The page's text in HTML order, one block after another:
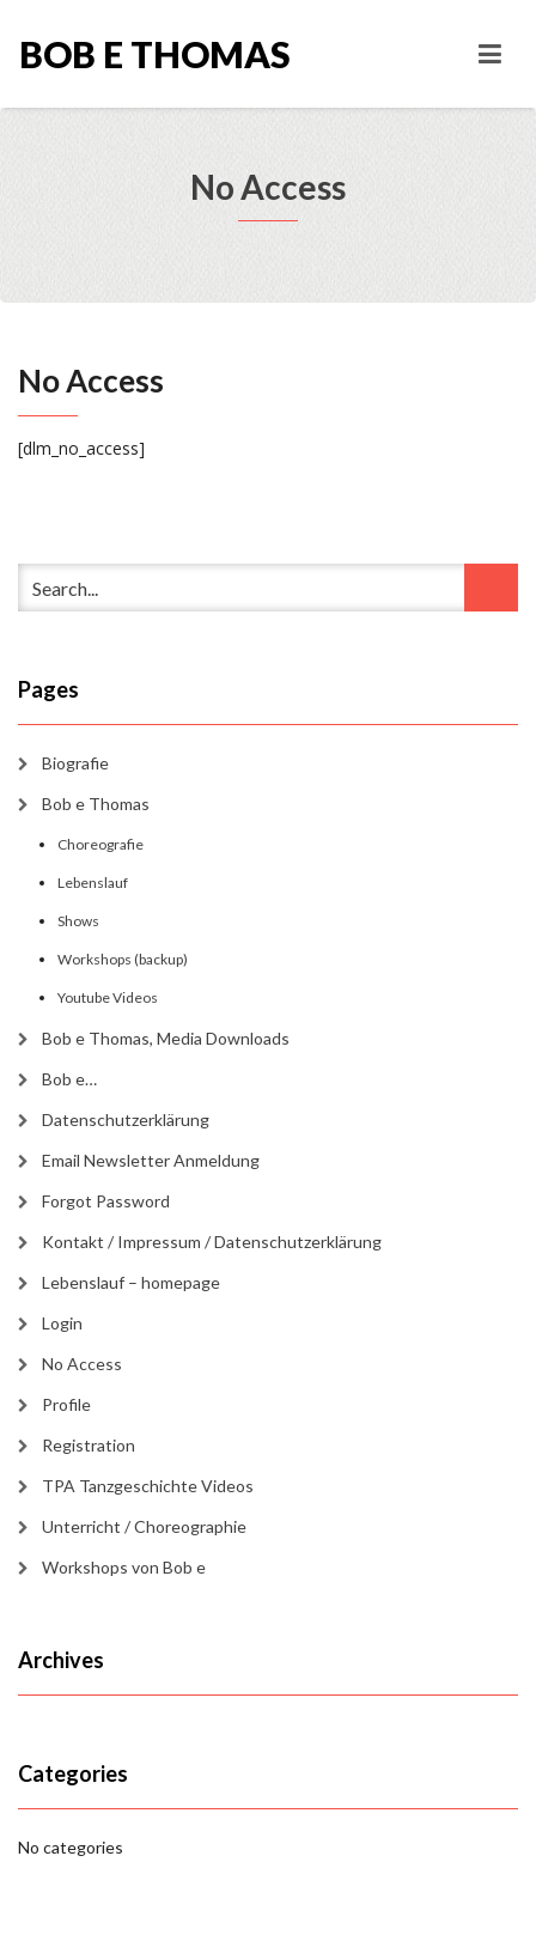
BOB E THOMAS
No Access
No Access
[dlm_no_access]
Pages
Biografie
Bob e Thomas
Choreografie
Lebenslauf
Shows
Workshops (backup)
Youtube Videos
Bob e Thomas, Media Downloads
Bob e…
Datenschutzerklärung
Email Newsletter Anmeldung
Forgot Password
Kontakt / Impressum / Datenschutzerklärung
Lebenslauf – homepage
Login
No Access
Profile
Registration
TPA Tanzgeschichte Videos
Unterricht / Choreographie
Workshops von Bob e
Archives
Categories
No categories